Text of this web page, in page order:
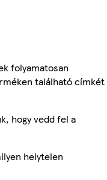
folyamatosan
található címkét
hogy vedd fel a
helytelen